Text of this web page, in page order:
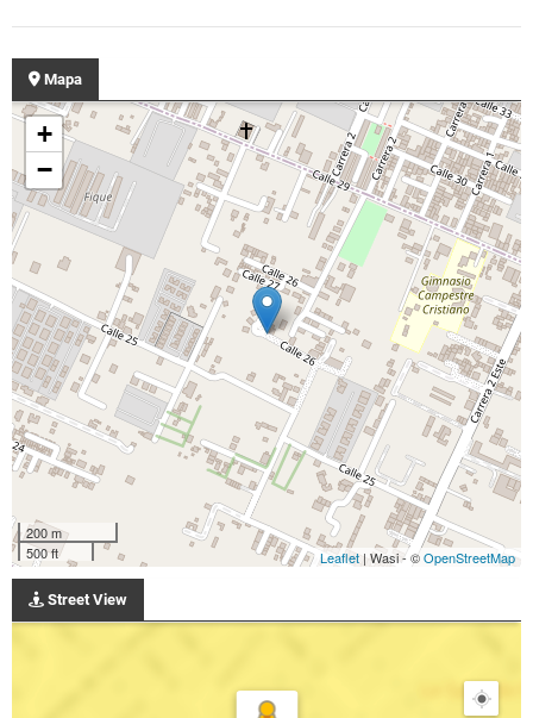
Mapa
+
−
200 m
500 ft
Leaflet | Wasi - ©OpenStreetMap
Street View